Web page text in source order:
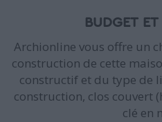
BUDGET
Archionline vous offre un
construction de cette
constructif et du type de
construction, clos couvert
clé en